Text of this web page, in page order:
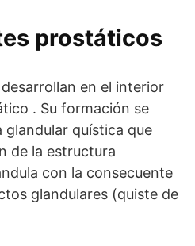
prostáticos
en el interior
. Su formación se
glandular quística que
de la estructura
con la consecuente
glandulares (quiste de